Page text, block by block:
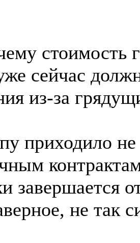
стоимость
сейчас
из-за
приходило не
завершается
не так